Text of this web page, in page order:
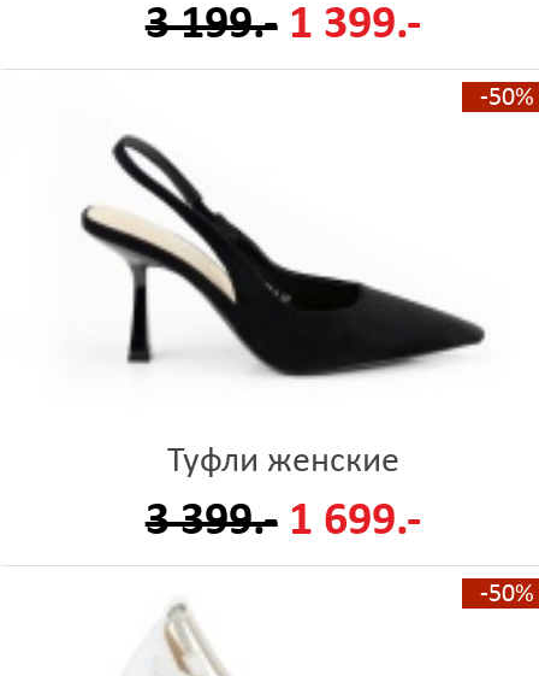
3 199.- 1 399.-
-50%
Туфли женские
3 399.- 1 699.-
-50%